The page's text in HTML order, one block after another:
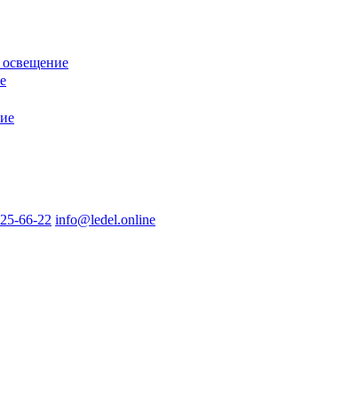
освещение
66-22 info@ledel.online